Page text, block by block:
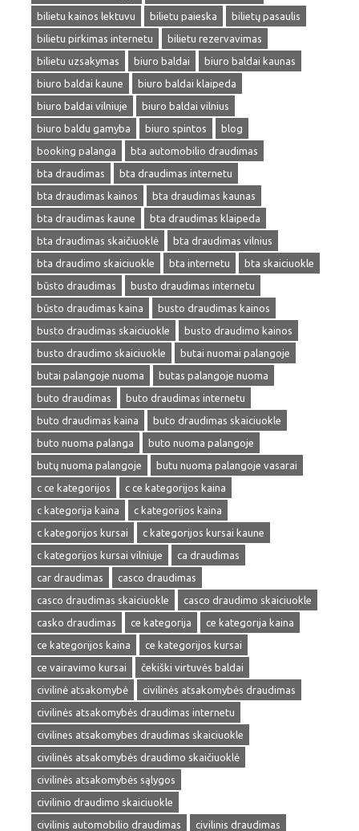
bilietu kainos lektuvu
bilietu paieska
bilietų pasaulis
bilietu pirkimas internetu
bilietu rezervavimas
bilietu uzsakymas
biuro baldai
biuro baldai kaunas
biuro baldai kaune
biuro baldai klaipeda
biuro baldai vilniuje
biuro baldai vilnius
biuro baldu gamyba
biuro spintos
blog
booking palanga
bta automobilio draudimas
bta draudimas
bta draudimas internetu
bta draudimas kainos
bta draudimas kaunas
bta draudimas kaune
bta draudimas klaipeda
bta draudimas skaičiuoklė
bta draudimas vilnius
bta draudimo skaiciuokle
bta internetu
bta skaiciuokle
būsto draudimas
busto draudimas internetu
būsto draudimas kaina
busto draudimas kainos
busto draudimas skaiciuokle
busto draudimo kainos
busto draudimo skaiciuokle
butai nuomai palangoje
butai palangoje nuoma
butas palangoje nuoma
buto draudimas
buto draudimas internetu
buto draudimas kaina
buto draudimas skaiciuokle
buto nuoma palanga
buto nuoma palangoje
butų nuoma palangoje
butu nuoma palangoje vasarai
c ce kategorijos
c ce kategorijos kaina
c kategorija kaina
c kategorijos kaina
c kategorijos kursai
c kategorijos kursai kaune
c kategorijos kursai vilniuje
ca draudimas
car draudimas
casco draudimas
casco draudimas skaiciuokle
casco draudimo skaiciuokle
casko draudimas
ce kategorija
ce kategorija kaina
ce kategorijos kaina
ce kategorijos kursai
ce vairavimo kursai
čekiški virtuvės baldai
civilinė atsakomybė
civilinės atsakomybės draudimas
civilinės atsakomybės draudimas internetu
civilines atsakomybes draudimas skaiciuokle
civilinės atsakomybės draudimo skaičiuoklė
civilinės atsakomybės sąlygos
civilinio draudimo skaiciuokle
civilinis automobilio draudimas
civilinis draudimas